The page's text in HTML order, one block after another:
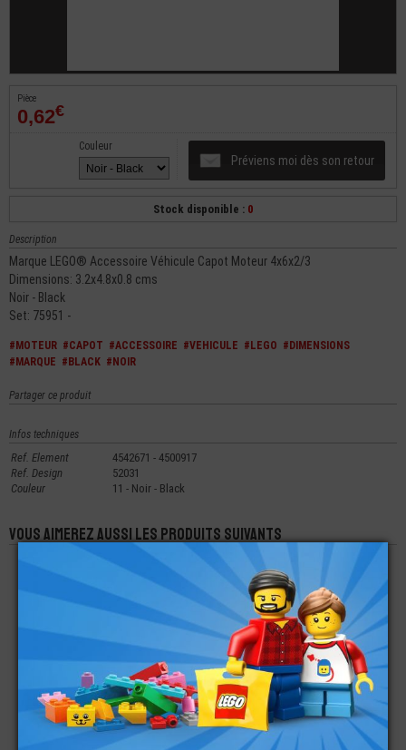
Pièce
0,62€
Préviens moi dès son retour
Couleur
Stock disponible : 0
Description
Marque LEGO® Accessoire Véhicule Capot Moteur 4x6x2/3
Dimensions: 3.2x4.8x0.8 cms
Noir - Black
Set: 75951 -
#MOTEUR #CAPOT #ACCESSOIRE #VEHICULE #LEGO #DIMENSIONS
#MARQUE #BLACK #NOIR
Partager ce produit
Infos techniques
Ref. Element
4542671 - 4500917
Ref. Design
52031
Couleur
11 - Noir - Black
Vous aimerez aussi les produits suivants
MINI-FIGURINE
5,90
LEGO® ACCESSOIRE
MINI-FIGURINE -
RADIO - TALKIE
WALKIE
0,17€
LEGO® ACCESSOIRE
MINI-FIGURINE -
FLAMME - PLUME
4,99€
LEGO® ACCESSOIRE
VÉHICULE PASSAGE
LEGO® ACCESSOIRE
MINI-FIGURINE ARME
LEGO® ACCESSOIRE
VÉHICULE PARE